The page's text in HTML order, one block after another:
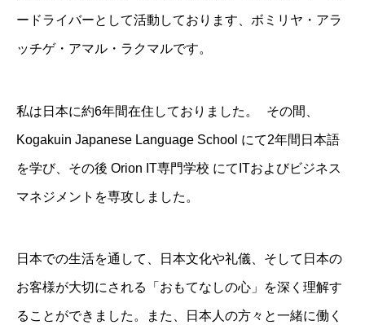
ードライバーとして活動しております、ボミリヤ・アラ
ッチゲ・アマル・ラクマルです。
私は日本に約6年間在住しておりました。 その間、
Kogakuin Japanese Language School にて2年間日本語
を学び、その後 Orion IT専門学校 にてITおよびビジネス
マネジメントを専攻しました。
日本での生活を通して、日本文化や礼儀、そして日本の
お客様が大切にされる「おもてなしの心」を深く理解す
ることができました。また、日本人の方々と一緒に働く